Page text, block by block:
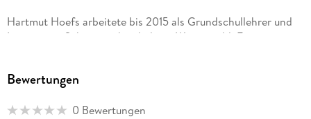
Hartmut Hoefs arbeitete bis 2015 als Grundschullehrer und
Leiter einer Schwerpunktschule im Westerwald. Er
Rituale für den Schulalltag.
Bewertungen
0 Bewertungen